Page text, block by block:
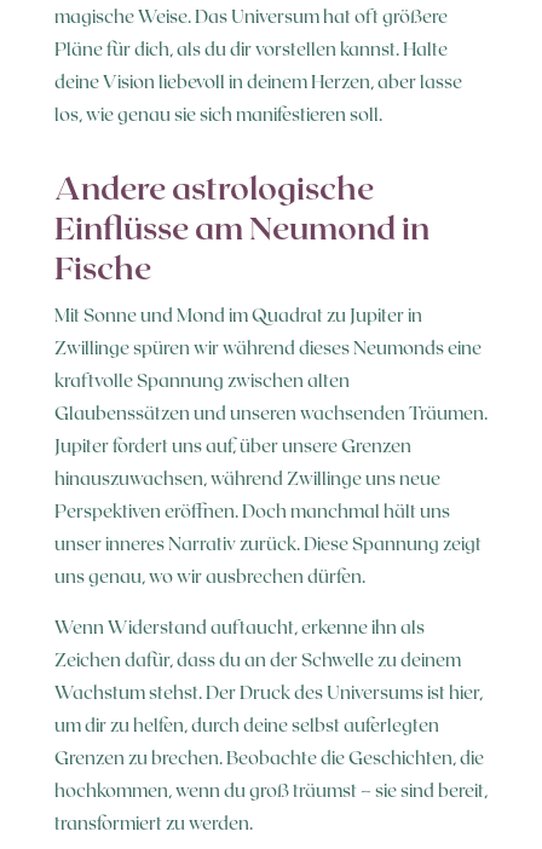
magische Weise. Das Universum hat oft größere
Pläne für dich, als du dir vorstellen kannst. Halte
deine Vision liebevoll in deinem Herzen, aber lasse
los, wie genau sie sich manifestieren soll.
Andere astrologische
Einflüsse am Neumond in
Fische
Mit Sonne und Mond im Quadrat zu Jupiter in
Zwillinge spüren wir während dieses Neumonds eine
kraftvolle Spannung zwischen alten
Glaubenssätzen und unseren wachsenden Träumen.
Jupiter fordert uns auf, über unsere Grenzen
hinauszuwachsen, während Zwillinge uns neue
Perspektiven eröffnen. Doch manchmal hält uns
unser inneres Narrativ zurück. Diese Spannung zeigt
uns genau, wo wir ausbrechen dürfen.
Wenn Widerstand auftaucht, erkenne ihn als
Zeichen dafür, dass du an der Schwelle zu deinem
Wachstum stehst. Der Druck des Universums ist hier,
um dir zu helfen, durch deine selbst auferlegten
Grenzen zu brechen. Beobachte die Geschichten, die
hochkommen, wenn du groß träumst – sie sind bereit,
transformiert zu werden.